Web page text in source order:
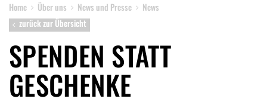
Home Über uns News und Presse
News
zurück zur Übersicht
SPENDEN STATT
GESCHENKE